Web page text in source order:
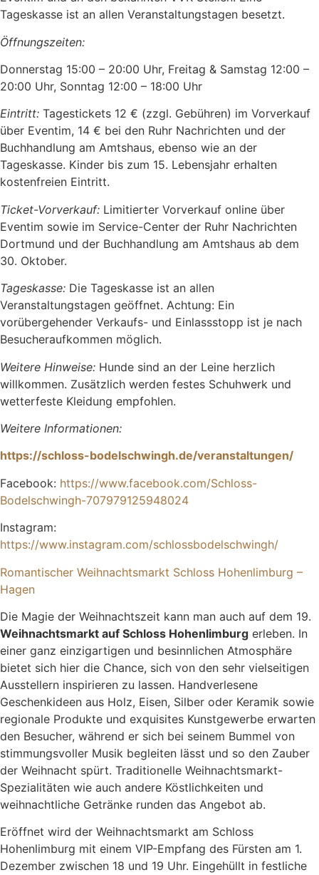
Tageskasse ist an allen Veranstaltungstagen besetzt.
Öffnungszeiten:
Donnerstag 15:00 – 20:00 Uhr, Freitag & Samstag 12:00 –
20:00 Uhr, Sonntag 12:00 – 18:00 Uhr
Eintritt: Tagestickets 12 € (zzgl. Gebühren) im Vorverkauf
über Eventim, 14 € bei den Ruhr Nachrichten und der
Buchhandlung am Amtshaus, ebenso wie an der
Tageskasse. Kinder bis zum 15. Lebensjahr erhalten
kostenfreien Eintritt.
Ticket-Vorverkauf: Limitierter Vorverkauf online über
Eventim sowie im Service-Center der Ruhr Nachrichten
Dortmund und der Buchhandlung am Amtshaus ab dem
30. Oktober.
Tageskasse: Die Tageskasse ist an allen
Veranstaltungstagen geöffnet. Achtung: Ein
vorübergehender Verkaufs- und Einlassstopp ist je nach
Besucheraufkommen möglich.
Weitere Hinweise: Hunde sind an der Leine herzlich
willkommen. Zusätzlich werden festes Schuhwerk und
wetterfeste Kleidung empfohlen.
Weitere Informationen:
https://schloss-bodelschwingh.de/veranstaltungen/
Facebook: https://www.facebook.com/Schloss-
Bodelschwingh-707979125948024
Instagram:
https://www.instagram.com/schlossbodelschwingh/
Romantischer Weihnachtsmarkt Schloss Hohenlimburg –
Hagen
Die Magie der Weihnachtszeit kann man auch auf dem 19.
Weihnachtsmarkt auf Schloss Hohenlimburg erleben. In
einer ganz einzigartigen und besinnlichen Atmosphäre
bietet sich hier die Chance, sich von den sehr vielseitigen
Ausstellern inspirieren zu lassen. Handverlesene
Geschenkideen aus Holz, Eisen, Silber oder Keramik sowie
regionale Produkte und exquisites Kunstgewerbe erwarten
den Besucher, während er sich bei seinem Bummel von
stimmungsvoller Musik begleiten lässt und so den Zauber
der Weihnacht spürt. Traditionelle Weihnachtsmarkt-
Spezialitäten wie auch andere Köstlichkeiten und
weihnachtliche Getränke runden das Angebot ab.
Eröffnet wird der Weihnachtsmarkt am Schloss
Hohenlimburg mit einem VIP-Empfang des Fürsten am 1.
Dezember zwischen 18 und 19 Uhr. Eingehüllt in festliche